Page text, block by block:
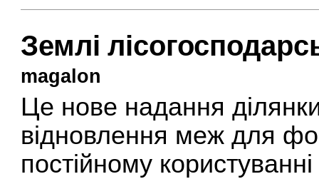
Землі
magalon
Це нове надання
відновлення меж для
постійному